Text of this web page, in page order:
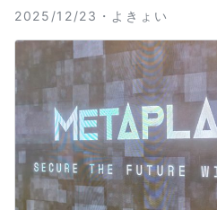
2025/12/23・ よきょい